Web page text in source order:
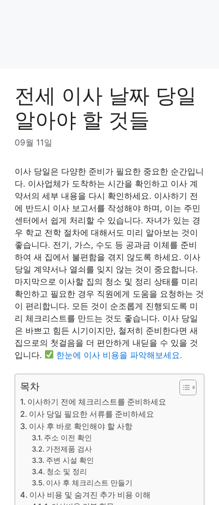
전세 이사 날짜 당일
알아야 할 것들
09월 11일
이사 당일은 다양한 준비가 필요한 중요한 순간입니
다. 이사업체가 도착하는 시간을 확인하고 이사 계
약서의 세부 내용을 다시 확인하세요. 이사하기 전
에 반드시 이사 보고서를 작성해야 하며, 이는 주민
센터에서 쉽게 처리할 수 있습니다. 자녀가 있는 경
우 학교 전학 절차에 대해서도 미리 알아보는 것이
좋습니다. 전기, 가스, 수도 등 공과금 이체를 준비
하여 새 집에서 불편함을 겪지 않도록 하세요. 이사
당일 계약서나 열쇠를 잊지 않는 것이 중요합니다.
마지막으로 이사할 집의 청소 및 정리 상태를 미리
확인하고 필요한 경우 직원에게 도움을 요청하는 것
이 편리합니다. 모든 것이 순조롭게 진행되도록 미
리 체크리스트를 만드는 것도 좋습니다. 이사 당일
은 바쁘고 힘든 시기이지만, 철저히 준비한다면 새
집으로의 첫걸음을 더 편안하게 내딛을 수 있을 것
입니다.
한눈에 이사 비용을 파악해보세요.
목차
이사하기 전에 체크리스트를 준비하세요
이사 당일 필요한 서류를 준비하세요
이사 후 바로 확인해야 할 사항
주소 이전 확인
가전제품 검사
주변 시설 확인
청소 및 정리
이사 후 체크리스트 만들기
이사 비용 및 숨겨진 추가 비용 이해